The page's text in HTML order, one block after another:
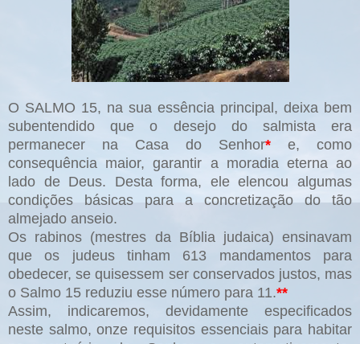
O SALMO 15, na sua essência principal, deixa bem
subentendido que o desejo do salmista era
permanecer na Casa do Senhor* e, como
consequência maior, garantir a moradia eterna ao
lado de Deus. Desta forma, ele elencou algumas
condições básicas para a concretização do tão
almejado anseio.
Os rabinos (mestres da Bíblia judaica) ensinavam
que os judeus tinham 613 mandamentos para
obedecer, se quisessem ser conservados justos, mas
o Salmo 15 reduziu esse número para 11.**
Assim, indicaremos, devidamente especificados
neste salmo, onze requisitos essenciais para habitar